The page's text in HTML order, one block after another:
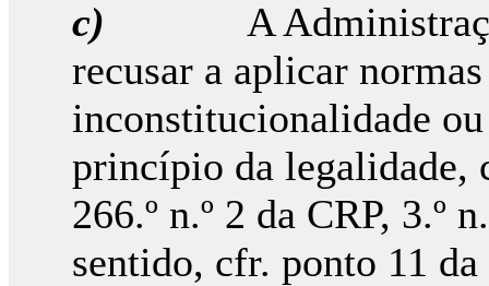
c) A
recusar a aplicar
inconstitucionalidade
princípio da legalidade,
266.º n.º 2 da CRP, 3.º
sentido, cfr. ponto 11